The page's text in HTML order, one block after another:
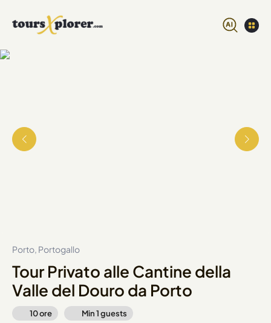
Porto, Portogallo
Tour Privato alle Cantine della
Valle del Douro da Porto
10 ore Min1guests